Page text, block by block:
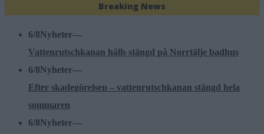
Breaking News
6/8Nyheter—
Vattenrutschkanan hålls stängd på Norrtälje badhus
6/8Nyheter—
Efter skadegörelsen – vattenrutschkanan stängd hela
sommaren
6/8Nyheter—